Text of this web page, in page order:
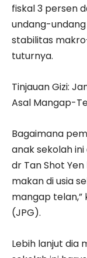
fiskal 3 persen
undang-
stabilitas
tuturnya.
Tinjauan Gizi:
Asal Mangap-
Bagaimana
anak sekolah
dr Tan Shot
makan di usia
mangap telan,”
(JPG).
Lebih lanjut dia